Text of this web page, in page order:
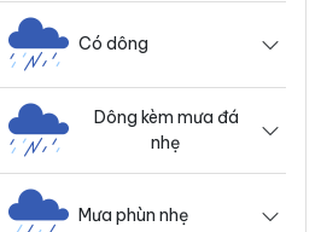
Có dông
Dông kèm mưa đá
nhẹ
Mưa phùn nhẹ